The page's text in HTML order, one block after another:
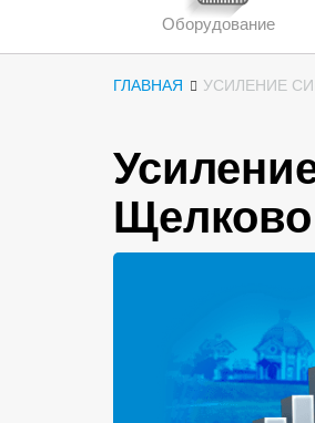
Оборудование
ГЛАВНАЯ УСИЛЕНИЕ
Щелково